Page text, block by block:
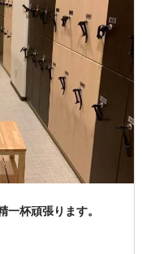
一杯頑張ります。